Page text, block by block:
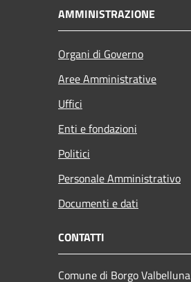
AMMINISTRAZIONE
Organi di Governo
Aree Amministrative
Uffici
Enti e fondazioni
Politici
Personale Amministrativo
Documenti e dati
CONTATTI
Comune di Borgo Valbelluna